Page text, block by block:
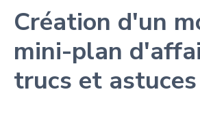
Création d'un
mini-plan
trucs et astuces